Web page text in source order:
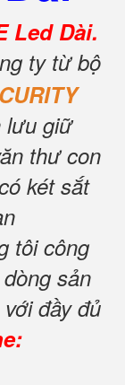
Led Dài.
ty từ bộ
lưu giữ
thư con
két sắt
tôi công
sản
với đầy đủ